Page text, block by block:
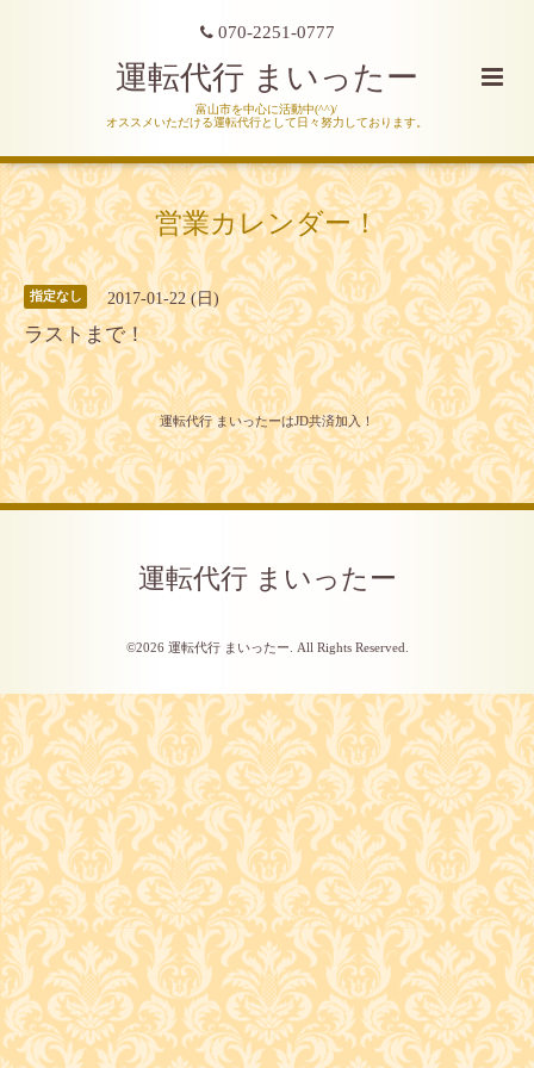
070-2251-0777
運転代行 まいったー
富山市を中心に活動中(^^)/
オススメいただける運転代行として日々努力しております。
営業カレンダー！
指定なし 2017-01-22 (日)
ラストまで！
運転代行 まいったーはJD共済加入！
運転代行 まいったー
©2026 運転代行 まいったー . All Rights Reserved.